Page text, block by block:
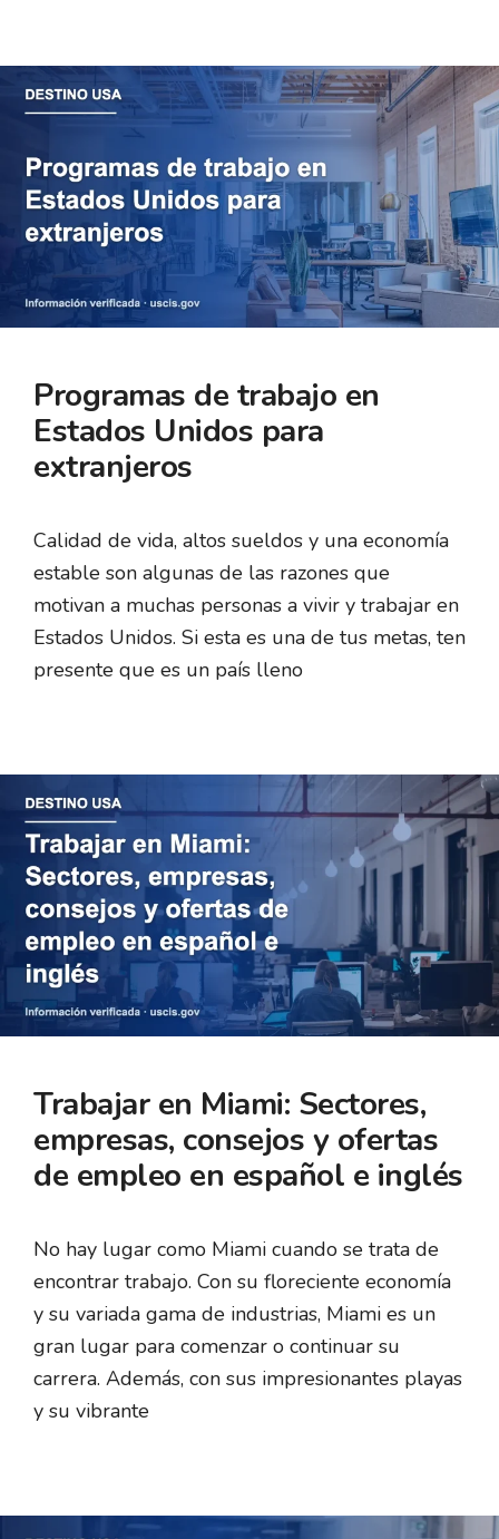
Programas de trabajo en
Estados Unidos para
extranjeros
Calidad de vida, altos sueldos y una economía
estable son algunas de las razones que
motivan a muchas personas a vivir y trabajar en
Estados Unidos. Si esta es una de tus metas, ten
presente que es un país lleno
Trabajar en Miami: Sectores,
empresas, consejos y ofertas
de empleo en español e inglés
No hay lugar como Miami cuando se trata de
encontrar trabajo. Con su floreciente economía
y su variada gama de industrias, Miami es un
gran lugar para comenzar o continuar su
carrera. Además, con sus impresionantes playas
y su vibrante